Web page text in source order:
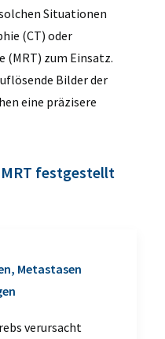
Situationen
(CT) oder
(MRT) zum Einsatz.
Bilder der
eine präzisere
MRT festgestellt
Metastasen
verursacht